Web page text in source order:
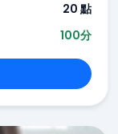
20 點
100分